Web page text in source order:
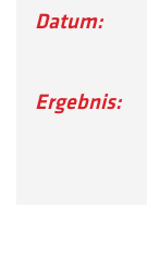
Datum:
Ergebnis: